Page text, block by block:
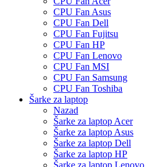
CPU Fan Asus
CPU Fan Dell
CPU Fan Fujitsu
CPU Fan HP
CPU Fan Lenovo
CPU Fan MSI
CPU Fan Samsung
CPU Fan Toshiba
Šarke za laptop
Nazad
Šarke za laptop Acer
Šarke za laptop Asus
Šarke za laptop Dell
Šarke za laptop HP
Šarke za laptop Lenovo